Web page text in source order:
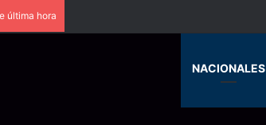
última hora
HOMENACIONALES